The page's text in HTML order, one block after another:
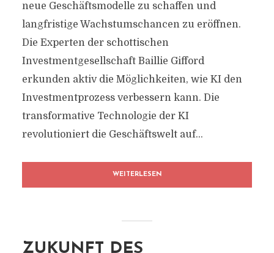
neue Geschäftsmodelle zu schaffen und
langfristige Wachstumschancen zu eröffnen.
Die Experten der schottischen
Investmentgesellschaft Baillie Gifford
erkunden aktiv die Möglichkeiten, wie KI den
Investmentprozess verbessern kann. Die
transformative Technologie der KI
revolutioniert die Geschäftswelt auf...
WEITERLESEN
ZUKUNFT DES